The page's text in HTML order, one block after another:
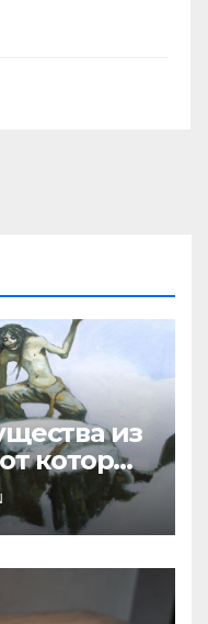
из
которых